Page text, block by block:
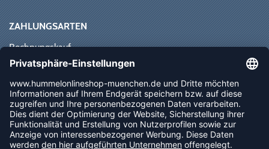
ZAHLUNGSARTEN
Rechnungskauf
Paypal
Vorkasse
Sofortüberweisung
NEWSLETTER